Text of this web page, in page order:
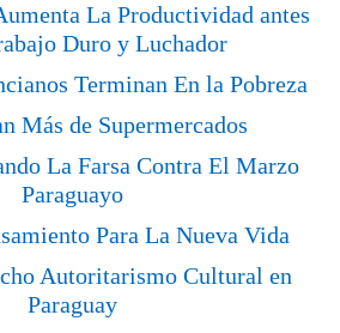
La Productividad antes
Duro y Luchador
Terminan En la Pobreza
Más de Supermercados
La Farsa Contra El Marzo
Paraguayo
Para La Nueva Vida
Autoritarismo Cultural en
Paraguay